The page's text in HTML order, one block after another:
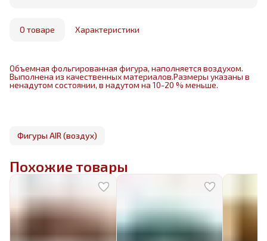
маркетплейса
О товаре Характеристики
Объемная фольгированная фигура, наполняется воздухом.
Выполнена из качественных материалов.Размеры указаны в
ненадутом состоянии, в надутом на 10-20 % меньше.
Фигуры AIR (воздух)
Похожие товары